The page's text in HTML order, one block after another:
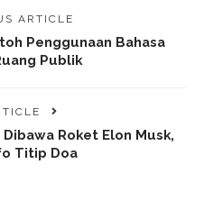
ARTICLE
Penggunaan Bahasa
Publik
Roket Elon Musk,
Titip Doa